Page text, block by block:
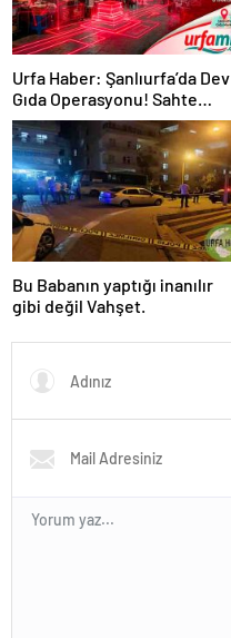
Urfa Haber: Şanlıurfa’da Dev
Gıda Operasyonu! Sahte
Ürünler Ele Geçirildi
Bu Babanın yaptığı inanılır
gibi değil Vahşet.